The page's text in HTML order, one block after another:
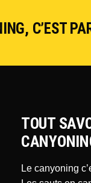
C’EST
TOUT
Le canyoning